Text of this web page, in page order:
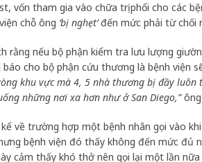
vốn tham gia vào chữa trị phổi cho các
chỗ ông ‘bị nghẹt’đến mức phải từ chối
rằng nếu bộ phận kiểm tra lưu lượng
cho bộ phận cứu thương là bệnh viện
khu vực mà 4, 5 nhà thương bị đầy
những nơi xa hơn như ở San Diego,”ông
kể về trường hợp một bệnh nhân gọi vào
bệnh viện đó thấy không đến mức đủ
cảm thấy khó thở nên gọi lại một lần